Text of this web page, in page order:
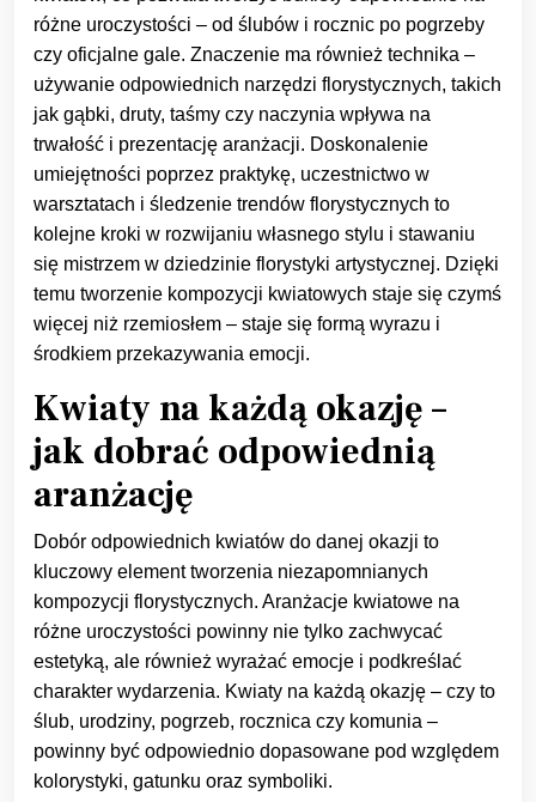
różne uroczystości – od ślubów i rocznic po pogrzeby
czy oficjalne gale. Znaczenie ma również technika –
używanie odpowiednich narzędzi florystycznych, takich
jak gąbki, druty, taśmy czy naczynia wpływa na
trwałość i prezentację aranżacji. Doskonalenie
umiejętności poprzez praktykę, uczestnictwo w
warsztatach i śledzenie trendów florystycznych to
kolejne kroki w rozwijaniu własnego stylu i stawaniu
się mistrzem w dziedzinie florystyki artystycznej. Dzięki
temu tworzenie kompozycji kwiatowych staje się czymś
więcej niż rzemiosłem – staje się formą wyrazu i
środkiem przekazywania emocji.
Kwiaty na każdą okazję –
jak dobrać odpowiednią
aranżację
Dobór odpowiednich kwiatów do danej okazji to
kluczowy element tworzenia niezapomnianych
kompozycji florystycznych. Aranżacje kwiatowe na
różne uroczystości powinny nie tylko zachwycać
estetyką, ale również wyrażać emocje i podkreślać
charakter wydarzenia. Kwiaty na każdą okazję – czy to
ślub, urodziny, pogrzeb, rocznica czy komunia –
powinny być odpowiednio dopasowane pod względem
kolorystyki, gatunku oraz symboliki.